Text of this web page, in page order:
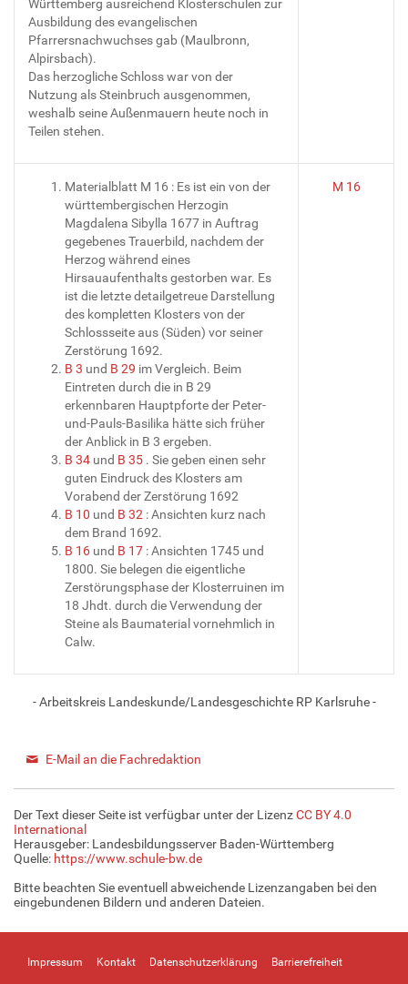
Württemberg ausreichend Klosterschulen zur
Ausbildung des evangelischen
Pfarrersnachwuchses gab (Maulbronn,
Alpirsbach).
Das herzogliche Schloss war von der
Nutzung als Steinbruch ausgenommen,
weshalb seine Außenmauern heute noch in
Teilen stehen.
Materialblatt M 16 : Es ist ein von der
württembergischen Herzogin
Magdalena Sibylla 1677 in Auftrag
gegebenes Trauerbild, nachdem der
Herzog während eines
Hirsauaufenthalts gestorben war. Es
ist die letzte detailgetreue Darstellung
des kompletten Klosters von der
Schlossseite aus (Süden) vor seiner
Zerstörung 1692.
B 3 und B 29 im Vergleich. Beim
Eintreten durch die in B 29
erkennbaren Hauptpforte der Peter-
und-Pauls-Basilika hätte sich früher
der Anblick in B 3 ergeben.
B 34 und B 35 . Sie geben einen sehr
guten Eindruck des Klosters am
Vorabend der Zerstörung 1692
B 10 und B 32 : Ansichten kurz nach
dem Brand 1692.
B 16 und B 17 : Ansichten 1745 und
1800. Sie belegen die eigentliche
Zerstörungsphase der Klosterruinen im
18 Jhdt. durch die Verwendung der
Steine als Baumaterial vornehmlich in
Calw.
M 16
- Arbeitskreis Landeskunde/Landesgeschichte RP Karlsruhe -
E-Mail an die Fachredaktion
Der Text dieser Seite ist verfügbar unter der LizenzCC BY 4.0
International
Herausgeber: Landesbildungsserver Baden-Württemberg
Quelle: https://www.schule-bw.de
Bitte beachten Sie eventuell abweichende Lizenzangaben bei den
eingebundenen Bildern und anderen Dateien.
Impressum Kontakt Datenschutzerklärung Barrierefreiheit